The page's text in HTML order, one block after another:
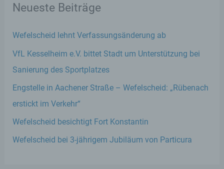
Neueste Beiträge
Wefelscheid lehnt Verfassungsänderung ab
VfL Kesselheim e.V. bittet Stadt um Unterstützung bei
Sanierung des Sportplatzes
Engstelle in Aachener Straße – Wefelscheid: „Rübenach
erstickt im Verkehr“
Wefelscheid besichtigt Fort Konstantin
Wefelscheid bei 3-jährigem Jubiläum von Particura